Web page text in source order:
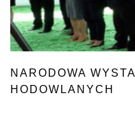
NARODOWA
HODOWLANYCH